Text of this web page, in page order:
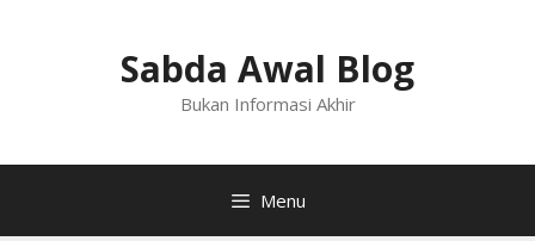
Sabda Awal Blog
Bukan Informasi Akhir
Menu